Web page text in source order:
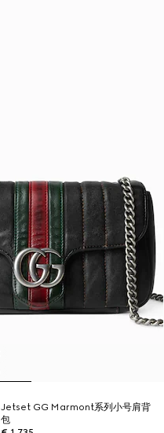
Jetset GG Marmont系列小号肩背
包